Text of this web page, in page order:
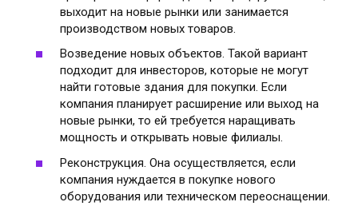
выходит на новые рынки или занимается
производством новых товаров.
Возведение новых объектов. Такой вариант
подходит для инвесторов, которые не могут
найти готовые здания для покупки. Если
компания планирует расширение или выход на
новые рынки, то ей требуется наращивать
мощность и открывать новые филиалы.
Реконструкция. Она осуществляется, если
компания нуждается в покупке нового
оборудования или техническом переоснащении.